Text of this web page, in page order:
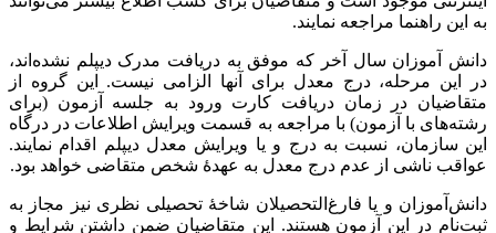
به این راهنما مراجعه نمایند.
دانش آموزان سال آخر که موفق به دریافت مدرک دیپلم نشده‌اند،
در این مرحله، درج معدل برای آنها الزامی نیست. این گروه از
متقاضیان در زمان دریافت کارت ورود به جلسه آزمون (برای
رشته‌های با آزمون) با مراجعه به قسمت ویرایش اطلاعات در درگاه
این سازمان، نسبت به درج و یا ویرایش معدل دیپلم اقدام نمایند.
عواقب ناشی از عدم درج معدل به عهدۀ شخص متقاضی خواهد بود.
دانش‌آموزان و یا فارغ‌التحصیلان شاخۀ تحصیلی نظری نیز مجاز به
ثبت‌نام در این آزمون هستند. این متقاضیان ضمن داشتن شرایط و